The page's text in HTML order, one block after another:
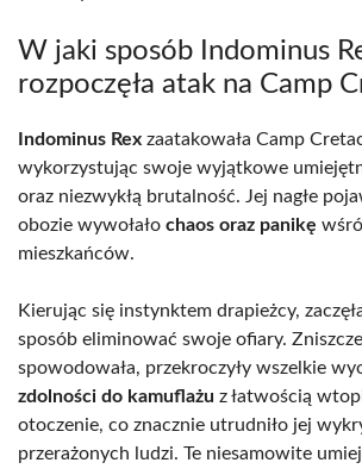
W jaki sposób Indominus
rozpoczęła atak na Camp
Indominus Rex zaatakowała Camp
wykorzystując swoje wyjątkowe
oraz niezwykłą brutalność. Jej nagłe
obozie wywołało chaos oraz panikę
mieszkańców.
Kierując się instynktem drapieżcy,
sposób eliminować swoje ofiary.
spowodowała, przekroczyły wszelkie
zdolności do kamuflażu z łatwością
otoczenie, co znacznie utrudniło jej
przerażonych ludzi. Te niesamowite